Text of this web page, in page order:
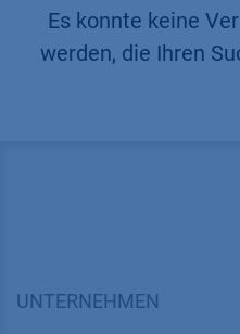
Es konnte keine
werden, die Ihren
UNTERNEHMEN